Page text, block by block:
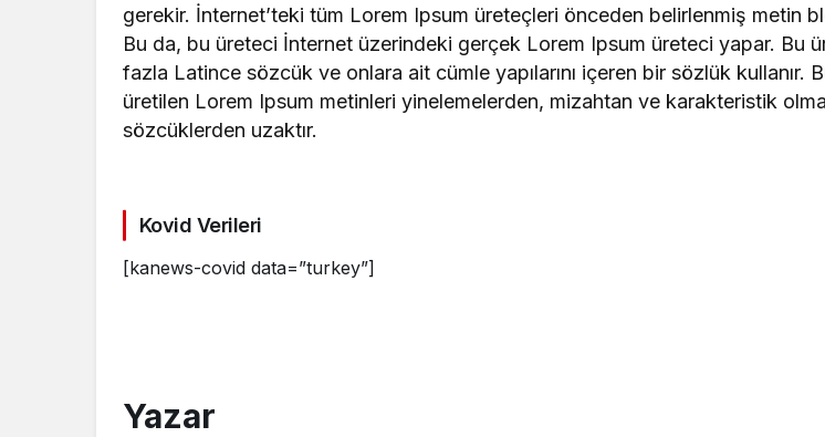
gerekir. İnternet’teki tüm Lorem Ipsum üreteçleri önceden belirlenmiş metin
Bu da, bu üreteci İnternet üzerindeki gerçek Lorem Ipsum üreteci yapar. Bu
fazla Latince sözcük ve onlara ait cümle yapılarını içeren bir sözlük kullanır.
üretilen Lorem Ipsum metinleri yinelemelerden, mizahtan ve karakteristik
sözcüklerden uzaktır.
Kovid Verileri
[kanews-covid data=”turkey”]
Yazar